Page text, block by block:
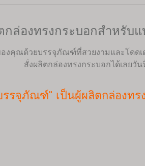
กล่องทรงกระบอกสำหรับ
คุณด้วยบรรจุภัณฑ์ที่สวยงามและโดดเ
สั่งผลิตกล่องทรงกระบอกได้เลยวัน
รรจุภัณฑ์" เป็นผู้ผลิตกล่องท